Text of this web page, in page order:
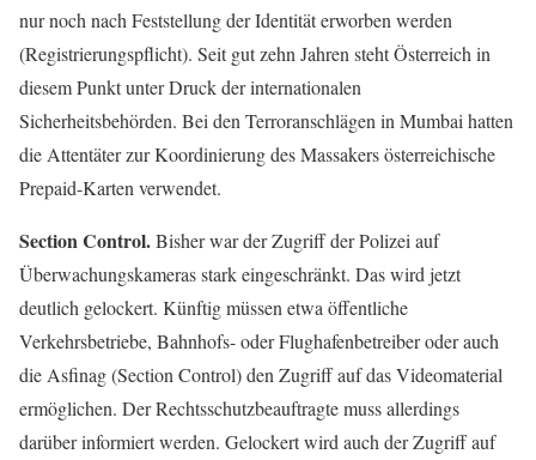
nur noch nach Feststellung der Identität erworben werden
(Registrierungspflicht). Seit gut zehn Jahren steht Österreich in
diesem Punkt unter Druck der internationalen
Sicherheitsbehörden. Bei den Terroranschlägen in Mumbai hatten
die Attentäter zur Koordinierung des Massakers österreichische
Prepaid-Karten verwendet.
Section Control.Bisher war der Zugriff der Polizei auf
Überwachungskameras stark eingeschränkt. Das wird jetzt
deutlich gelockert. Künftig müssen etwa öffentliche
Verkehrsbetriebe, Bahnhofs- oder Flughafenbetreiber oder auch
die Asfinag (Section Control) den Zugriff auf das Videomaterial
ermöglichen. Der Rechtsschutzbeauftragte muss allerdings
darüber informiert werden. Gelockert wird auch der Zugriff auf